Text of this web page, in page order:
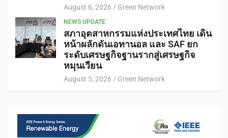
August 6, 2026 Green Network
NEWS UPDATE
สภาอุตสาหกรรมแห่งประเทศไทย เดิน
หน้าผลักดันเอทานอล และ SAF ยก
ระดับเศรษฐกิจฐานรากสู่เศรษฐกิจ
หมุนเวียน
August 5, 2026 Green Network